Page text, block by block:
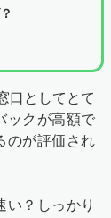
口としてとて
ックが高額で
のが評価され
い？しっかり